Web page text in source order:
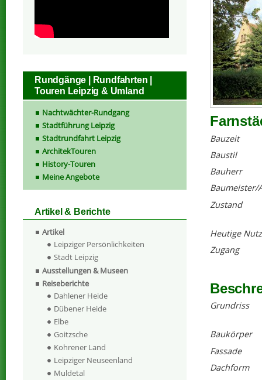
Bauzeit
Baustil
Bauherr
Baumeister/
Zustand
Heutige
Zugang
Grundriss
Baukörper
Fassade
Dachform
Rundgänge | Rundfahrten |
Touren Leipzig & Umland
Nachtwächter-Rundgang
Stadtführung Leipzig
Stadtrundfahrt Leipzig
ArchitekTouren
History-Touren
Meine Angebote
Artikel & Berichte
Artikel
Leipziger Persönlichkeiten
Stadt Leipzig
Ausstellungen & Museen
Reiseberichte
Dahlener Heide
Dübener Heide
Elbe
Goitzsche
Kohrener Land
Leipziger Neuseenland
Muldetal